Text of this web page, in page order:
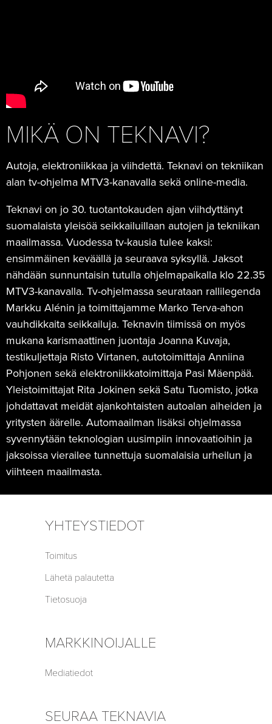
MIKÄ ON TEKNAVI?
Autoja, elektroniikkaa ja viihdettä. Teknavi on tekniikan
alan tv-ohjelma MTV3-kanavalla sekä online-media.
Teknavi on jo 30. tuotantokauden ajan viihdyttänyt
suomalaista yleisöä seikkailuillaan autojen ja tekniikan
maailmassa. Vuodessa tv-kausia tulee kaksi:
ensimmäinen keväällä ja seuraava syksyllä. Jaksot
nähdään sunnuntaisin tutulla ohjelmapaikalla klo 22.35
MTV3-kanavalla. Tv-ohjelmassa seurataan rallilegenda
Markku Alénin ja toimittajamme Marko Terva-ahon
vauhdikkaita seikkailuja. Teknavin tiimissä on myös
mukana karismaattinen juontaja Joanna Kuvaja,
testikuljettaja Risto Virtanen, autotoimittaja Anniina
Pohjonen sekä elektroniikkatoimittaja Pasi Mäenpää.
Yleistoimittajat Rita Jokinen sekä Satu Tuomisto, jotka
johdattavat meidät ajankohtaisten autoalan aiheiden ja
yritysten äärelle. Automaailman lisäksi ohjelmassa
syvennytään teknologian uusimpiin innovaatioihin ja
jaksoissa vierailee tunnettuja suomalaisia urheilun ja
viihteen maailmasta.
YHTEYSTIEDOT
Toimitus
Lähetä palautetta
Tietosuoja
MARKKINOIJALLE
Mediatiedot
SEURAA TEKNAVIA